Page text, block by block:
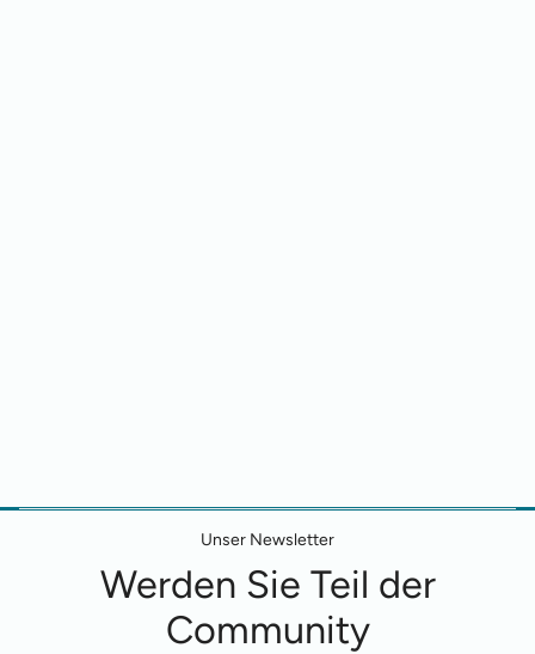
Unser Newsletter
Werden Sie Teil der
Community